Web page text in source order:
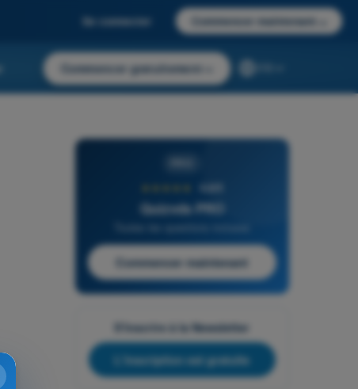
Se connecter Commencer maintenant
Commencer gratuitement
4,6/5
Quizvds PRO
Commencer maintenant
S'inscrire à la Newsletter
L'inscription est gratuite